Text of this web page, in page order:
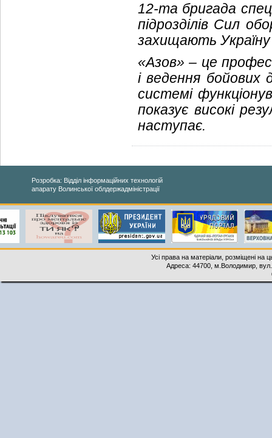
12-та бригада
підрозділів Сил
захищають Україну
«Азов» – це
і ведення
системі
показує високі
наступає.
Розробка: Відділ інформаційних технологій
апарату Волинської облдержадміністрації
Усі права на матеріали, розміщені на
Адреса: 44700, м.Володимир,